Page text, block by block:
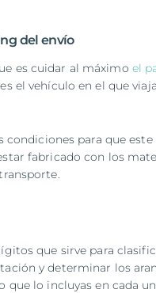
del envío
es cuidar al máximo el
el vehículo en el que
para que
fabricado con los
que sirve para
y determinar los
que lo incluyas en cada